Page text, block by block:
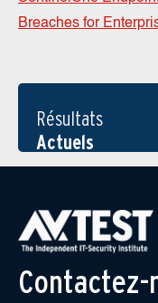
Breaches for
Résultats
Actuels
Contactez-